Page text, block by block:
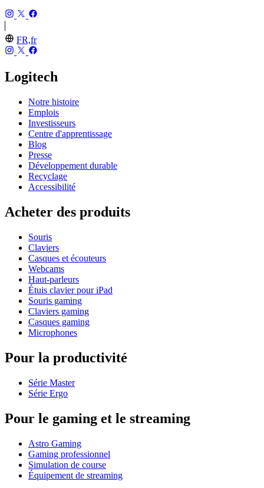
FR,fr
Logitech
Notre histoire
Emplois
Investisseurs
Centre d'apprentissage
Blog
Presse
Développement durable
Recyclage
Accessibilité
Acheter des produits
Souris
Claviers
Casques et écouteurs
Webcams
Haut-parleurs
Étuis clavier pour iPad
Souris gaming
Claviers gaming
Casques gaming
Microphones
Pour la productivité
Série Master
Série Ergo
Pour le gaming et le streaming
Astro Gaming
Gaming professionnel
Simulation de course
Équipement de streaming